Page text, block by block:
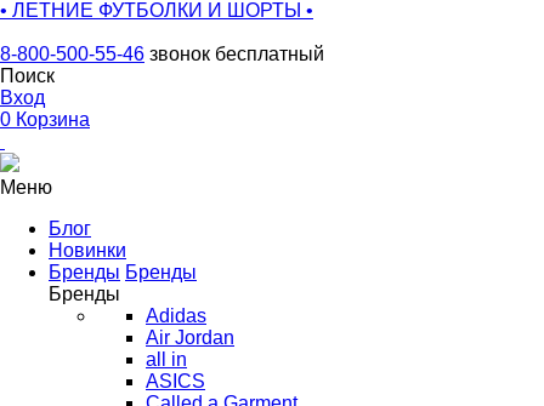
• ЛЕТНИЕ ФУТБОЛКИ И ШОРТЫ •
8-800-500-55-46 звонок бесплатный
Поиск
Вход
0 Корзина
Меню
Блог
Новинки
Бренды Бренды
Бренды
Adidas
Air Jordan
all in
ASICS